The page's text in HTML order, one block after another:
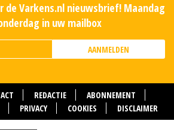
de Varkens.nl nieuwsbrief! Maandag
in uw mailbox
AANMELDEN
REDACTIE
ABONNEMENT
PRIVACY COOKIES DISCLAIMER